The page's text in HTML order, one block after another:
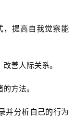
，提高自我觉察能
善人际关系。
方法。
并分析自己的行为